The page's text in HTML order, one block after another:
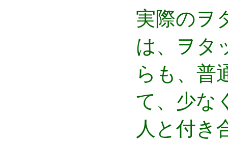
実際のヲ
は、ヲタ
らも、普
て、少な
人と付き